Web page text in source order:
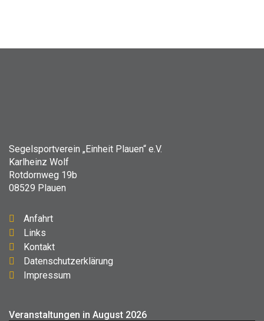
Segelsportverein „Einheit Plauen“ e.V.
Karlheinz Wolf
Rotdornweg 19b
08529 Plauen
Anfahrt
Links
Kontakt
Datenschutzerklärung
Impressum
Veranstaltungen in August 2026